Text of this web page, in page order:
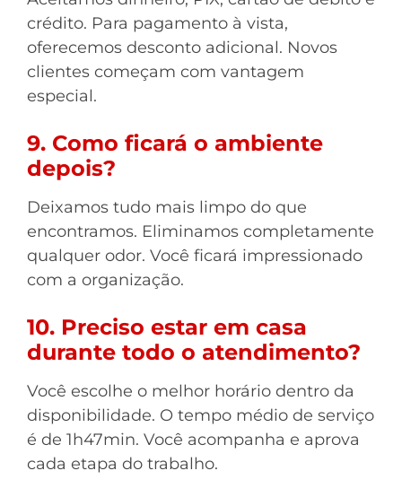
crédito. Para pagamento à vista,
oferecemos desconto adicional. Novos
clientes começam com vantagem
especial.
9. Como ficará o ambiente
depois?
Deixamos tudo mais limpo do que
encontramos. Eliminamos completamente
qualquer odor. Você ficará impressionado
com a organização.
10. Preciso estar em casa
durante todo o atendimento?
Você escolhe o melhor horário dentro da
disponibilidade. O tempo médio de serviço
é de 1h47min. Você acompanha e aprova
cada etapa do trabalho.